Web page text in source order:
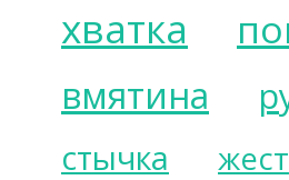
хватка
вмятина
стычка жест